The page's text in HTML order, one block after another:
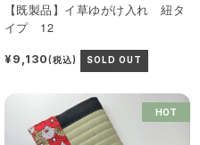
【既製品】イ草ゆがけ入れ 紐タ
イプ 12
¥9,130(税込) SOLD OUT
HOT